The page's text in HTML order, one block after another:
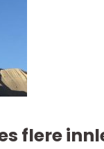
flere